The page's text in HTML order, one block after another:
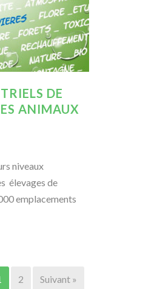
DE
ANIMAUX
niveaux
élevages de
2 Suivant »